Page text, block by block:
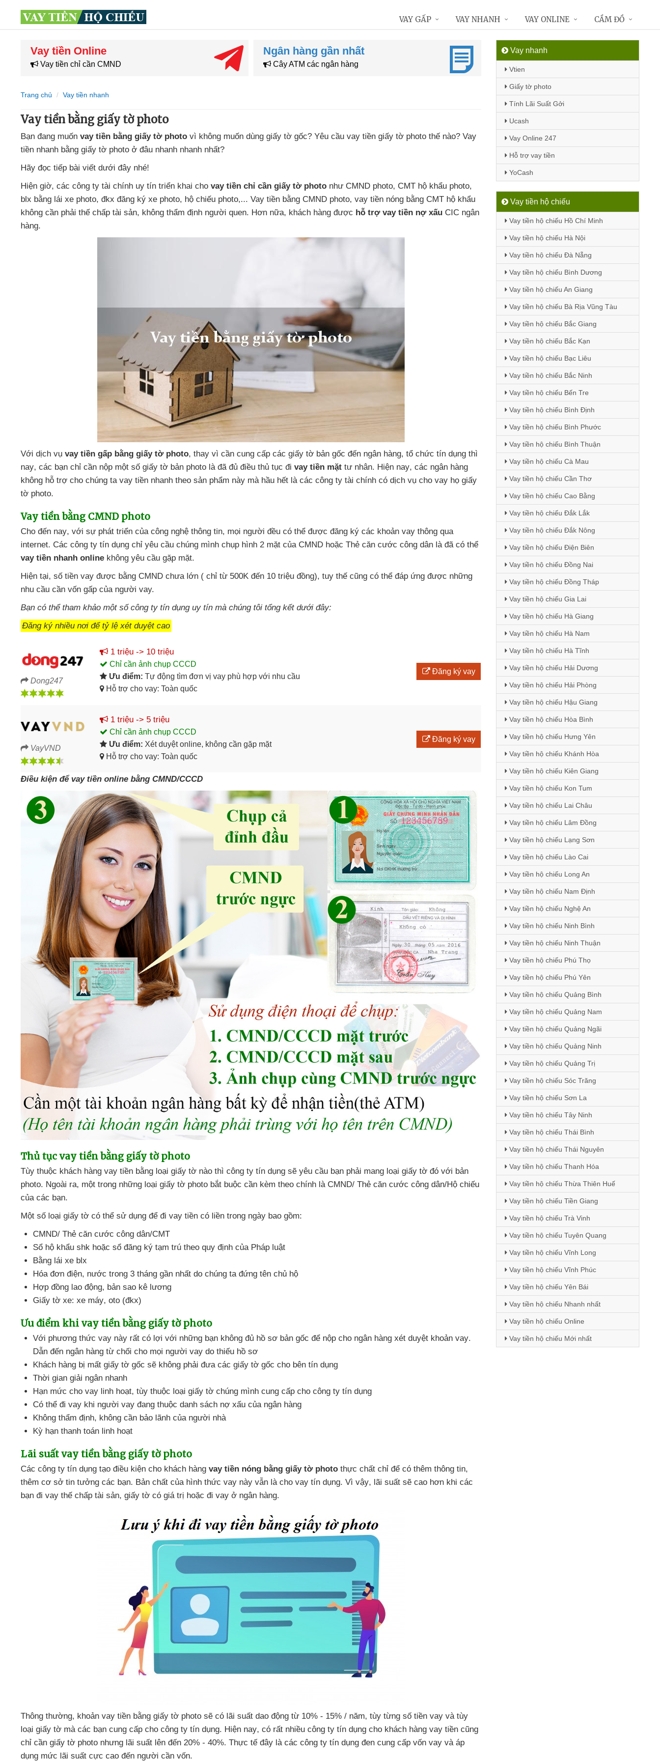
Vay tiền Online
Vay tiền chỉ cần CMND
Ngân hàng gần nhất
Cây ATM các ngân hàng
Trang chủ Vay tiền nhanh
Vay tiền bằng giấy tờ photo
Bạn đang muốn vay tiền bằng giấy tờ photo vì không muốn dùng giấy tờ gốc? Yêu cầu vay tiền giấy tờ photo thế nào? Vay
tiền nhanh bằng giấy tờ photo ở đâu nhanh nhanh nhất?
Hãy đọc tiếp bài viết dưới đây nhé!
Hiện giờ, các công ty tài chính uy tín triển khai cho vay tiền chỉ cần giấy tờ photo như CMND photo, CMT hộ khẩu photo,
blx bằng lái xe photo, đkx đăng ký xe photo, hộ chiếu photo,... Vay tiền bằng CMND photo, vay tiền nóng bằng CMT hộ khẩu
không cần phải thế chấp tài sản, không thẩm định người quen. Hơn nữa, khách hàng được hỗ trợ vay tiền nợ xấu CIC ngân
hàng.
Với dịch vụ vay tiền gấp bằng giấy tờ photo, thay vì cần cung cấp các giấy tờ bản gốc đến ngân hàng, tổ chức tín dụng thì
nay, các bạn chỉ cần nộp một số giấy tờ bản photo là đã đủ điều thủ tục đi vay tiền mặt tư nhân. Hiện nay, các ngân hàng
không hỗ trợ cho chúng ta vay tiền nhanh theo sản phẩm này mà hầu hết là các công ty tài chính có dịch vụ cho vay họ giấy
tờ photo.
Vay tiền bằng CMND photo
Cho đến nay, với sự phát triển của công nghệ thông tin, mọi người đều có thể được đăng ký các khoản vay thông qua
internet. Các công ty tín dụng chỉ yêu cầu chúng mình chụp hình 2 mặt của CMND hoặc Thẻ căn cước công dân là đã có thể
vay tiền nhanh online không yêu cầu gặp mặt.
Hiện tại, số tiền vay được bằng CMND chưa lớn ( chỉ từ 500K đến 10 triệu đồng), tuy thế cũng có thể đáp ứng được những
nhu cầu cần vốn gấp của người vay.
Bạn có thể tham khảo một số công ty tín dụng uy tín mà chúng tôi tổng kết dưới đây:
Đăng ký nhiều nơi để tỷ lệ xét duyệt cao
Dong247
1 triệu -> 10 triệu
Chỉ cần ảnh chụp CCCD
Ưu điểm: Tự động tìm đơn vị vay phù hợp với nhu cầu
Hỗ trợ cho vay: Toàn quốc
Đăng ký vay
VayVND
1 triệu -> 5 triệu
Chỉ cần ảnh chụp CCCD
Ưu điểm: Xét duyệt online, không cần gặp mặt
Hỗ trợ cho vay: Toàn quốc
Đăng ký vay
Điều kiện để vay tiền online bằng CMND/CCCD
Thủ tục vay tiền bằng giấy tờ photo
Tùy thuộc khách hàng vay tiền bằng loại giấy tờ nào thì công ty tín dụng sẽ yêu cầu bạn phải mang loại giấy tờ đó với bản
photo. Ngoài ra, một trong những loại giấy tờ photo bắt buộc cần kèm theo chính là CMND/ Thẻ căn cước công dân/Hộ chiếu
của các bạn.
Một số loại giấy tờ có thể sử dụng để đi vay tiền có liền trong ngày bao gồm:
CMND/ Thẻ căn cước công dân/CMT
Sổ hộ khẩu shk hoặc sổ đăng ký tạm trú theo quy định của Pháp luật
Bằng lái xe blx
Hóa đơn điện, nước trong 3 tháng gần nhất do chúng ta đứng tên chủ hộ
Hợp đồng lao động, bản sao kê lương
Giấy tờ xe: xe máy, oto (đkx)
Ưu điểm khi vay tiền bằng giấy tờ photo
Với phương thức vay này rất có lợi với những bạn không đủ hồ sơ bản gốc để nộp cho ngân hàng xét duyệt khoản vay.
Dẫn đến ngân hàng từ chối cho mọi người vay do thiếu hồ sơ
Khách hàng bị mất giấy tờ gốc sẽ không phải đưa các giấy tờ gốc cho bên tín dụng
Thời gian giải ngân nhanh
Hạn mức cho vay linh hoạt, tùy thuộc loại giấy tờ chúng mình cung cấp cho công ty tín dụng
Có thể đi vay khi người vay đang thuộc danh sách nợ xấu của ngân hàng
Không thẩm định, không cần bảo lãnh của người nhà
Kỳ hạn thanh toán linh hoạt
Lãi suất vay tiền bằng giấy tờ photo
Các công ty tín dụng tạo điều kiện cho khách hàng vay tiền nóng bằng giấy tờ photo thực chất chỉ để có thêm thông tin,
thêm cơ sở tin tưởng các bạn. Bản chất của hình thức vay này vẫn là cho vay tín dụng. Vì vậy, lãi suất sẽ cao hơn khi các
bạn đi vay thế chấp tài sản, giấy tờ có giá trị hoặc đi vay ở ngân hàng.
Thông thường, khoản vay tiền bằng giấy tờ photo sẽ có lãi suất dao động từ 10% - 15% / năm, tùy từng số tiền vay và tùy
loại giấy tờ mà các bạn cung cấp cho công ty tín dụng. Hiện nay, có rất nhiều công ty tín dụng cho khách hàng vay tiền cũng
chỉ cần giấy tờ photo nhưng lãi suất lên đến 20% - 40%. Thực tế đây là các công ty tín dụng đen cung cấp vốn vay và áp
dụng mức lãi suất cực cao đến người cần vốn.
Vay nhanh
Vtien
Giấy tờ photo
Tính Lãi Suất Gởi
Ucash
Vay Online 247
Hỗ trợ vay tiền
YoCash
Vay tiền hộ chiếu
Vay tiền hộ chiếu Hồ Chí Minh
Vay tiền hộ chiếu Hà Nội
Vay tiền hộ chiếu Đà Nẵng
Vay tiền hộ chiếu Bình Dương
Vay tiền hộ chiếu An Giang
Vay tiền hộ chiếu Bà Rịa Vũng Tàu
Vay tiền hộ chiếu Bắc Giang
Vay tiền hộ chiếu Bắc Kạn
Vay tiền hộ chiếu Bạc Liêu
Vay tiền hộ chiếu Bắc Ninh
Vay tiền hộ chiếu Bến Tre
Vay tiền hộ chiếu Bình Định
Vay tiền hộ chiếu Bình Phước
Vay tiền hộ chiếu Bình Thuận
Vay tiền hộ chiếu Cà Mau
Vay tiền hộ chiếu Cần Thơ
Vay tiền hộ chiếu Cao Bằng
Vay tiền hộ chiếu Đắk Lắk
Vay tiền hộ chiếu Đắk Nông
Vay tiền hộ chiếu Điện Biên
Vay tiền hộ chiếu Đồng Nai
Vay tiền hộ chiếu Đồng Tháp
Vay tiền hộ chiếu Gia Lai
Vay tiền hộ chiếu Hà Giang
Vay tiền hộ chiếu Hà Nam
Vay tiền hộ chiếu Hà Tĩnh
Vay tiền hộ chiếu Hải Dương
Vay tiền hộ chiếu Hải Phòng
Vay tiền hộ chiếu Hậu Giang
Vay tiền hộ chiếu Hòa Bình
Vay tiền hộ chiếu Hưng Yên
Vay tiền hộ chiếu Khánh Hòa
Vay tiền hộ chiếu Kiên Giang
Vay tiền hộ chiếu Kon Tum
Vay tiền hộ chiếu Lai Châu
Vay tiền hộ chiếu Lâm Đồng
Vay tiền hộ chiếu Lạng Sơn
Vay tiền hộ chiếu Lào Cai
Vay tiền hộ chiếu Long An
Vay tiền hộ chiếu Nam Định
Vay tiền hộ chiếu Nghệ An
Vay tiền hộ chiếu Ninh Bình
Vay tiền hộ chiếu Ninh Thuận
Vay tiền hộ chiếu Phú Thọ
Vay tiền hộ chiếu Phú Yên
Vay tiền hộ chiếu Quảng Bình
Vay tiền hộ chiếu Quảng Nam
Vay tiền hộ chiếu Quảng Ngãi
Vay tiền hộ chiếu Quảng Ninh
Vay tiền hộ chiếu Quảng Trị
Vay tiền hộ chiếu Sóc Trăng
Vay tiền hộ chiếu Sơn La
Vay tiền hộ chiếu Tây Ninh
Vay tiền hộ chiếu Thái Bình
Vay tiền hộ chiếu Thái Nguyên
Vay tiền hộ chiếu Thanh Hóa
Vay tiền hộ chiếu Thừa Thiên Huế
Vay tiền hộ chiếu Tiền Giang
Vay tiền hộ chiếu Trà Vinh
Vay tiền hộ chiếu Tuyên Quang
Vay tiền hộ chiếu Vĩnh Long
Vay tiền hộ chiếu Vĩnh Phúc
Vay tiền hộ chiếu Yên Bái
Vay tiền hộ chiếu Nhanh nhất
Vay tiền hộ chiếu Online
Vay tiền hộ chiếu Mới nhất
VAY GẤP VAY NHANH VAY ONLINE CẦM ĐỒ